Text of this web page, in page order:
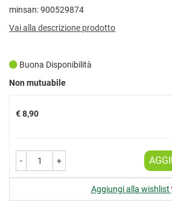
minsan: 900529874
Vai alla descrizione prodotto
Buona Disponibilità
Non mutuabile
Prezzo
€ 8,90
- +
Aggiungi alla wishlist